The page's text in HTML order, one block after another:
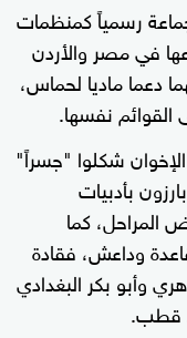
رسمياً كمنظمات
في مصر والأردن
دعما ماديا لحماس،
القوائم نفسها.
شكلوا "جسراً"
بأدبيات
المراحل، كما
وداعش، فقادة
وأبو بكر البغدادي
قطب.